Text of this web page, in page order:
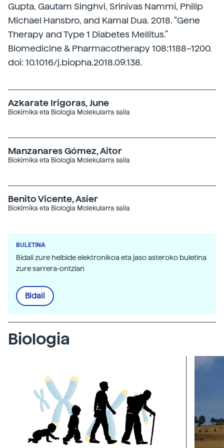
Gupta, Gautam Singhvi, Srinivas Nammi, Philip
Michael Hansbro, and Kamal Dua. 2018. “Gene
Therapy and Type 1 Diabetes Mellitus.”
Biomedicine & Pharmacotherapy 108:1188–1200.
doi: 10.1016/j.biopha.2018.09.138.
Azkarate Irigoras, June
Biokimika eta Biologia Molekularra saila
Manzanares Gómez, Aitor
Biokimika eta Biologia Molekularra saila
Benito Vicente, Asier
Biokimika eta Biologia Molekularra saila
BULETINA
Bidali zure helbide elektronikoa eta jaso asteroko buletina
zure sarrera-ontzian
Bidali
Biologia